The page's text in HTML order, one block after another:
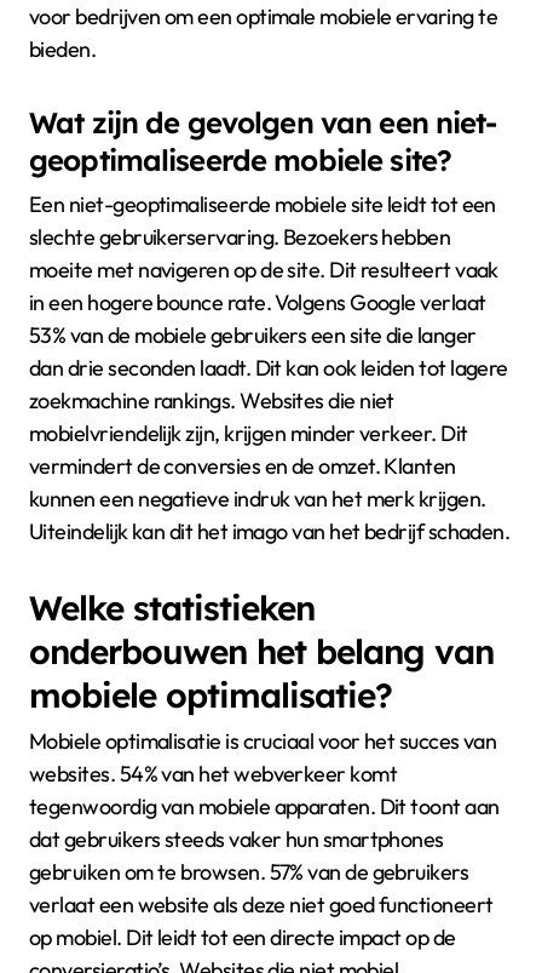
voor bedrijven om een optimale mobiele ervaring te
bieden.
Wat zijn de gevolgen van een niet-
geoptimaliseerde mobiele site?
Een niet-geoptimaliseerde mobiele site leidt tot een
slechte gebruikerservaring. Bezoekers hebben
moeite met navigeren op de site. Dit resulteert vaak
in een hogere bounce rate. Volgens Google verlaat
53% van de mobiele gebruikers een site die langer
dan drie seconden laadt. Dit kan ook leiden tot lagere
zoekmachine rankings. Websites die niet
mobielvriendelijk zijn, krijgen minder verkeer. Dit
vermindert de conversies en de omzet. Klanten
kunnen een negatieve indruk van het merk krijgen.
Uiteindelijk kan dit het imago van het bedrijf schaden.
Welke statistieken
onderbouwen het belang van
mobiele optimalisatie?
Mobiele optimalisatie is cruciaal voor het succes van
websites. 54% van het webverkeer komt
tegenwoordig van mobiele apparaten. Dit toont aan
dat gebruikers steeds vaker hun smartphones
gebruiken om te browsen. 57% van de gebruikers
verlaat een website als deze niet goed functioneert
op mobiel. Dit leidt tot een directe impact op de